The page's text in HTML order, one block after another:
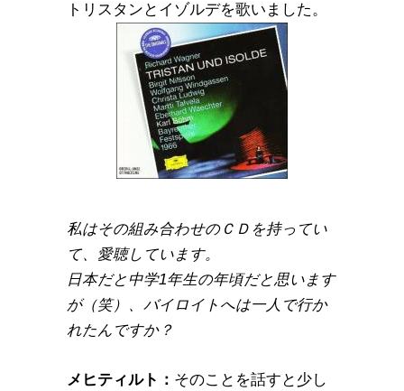
トリスタンとイゾルデを歌いました。
私はその組み合わせのＣＤを持ってい
て、愛聴しています。
日本だと中学1年生の年頃だと思います
が（笑）、バイロイトへは一人で行か
れたんですか？
メヒティルト： そのことを話すと少し